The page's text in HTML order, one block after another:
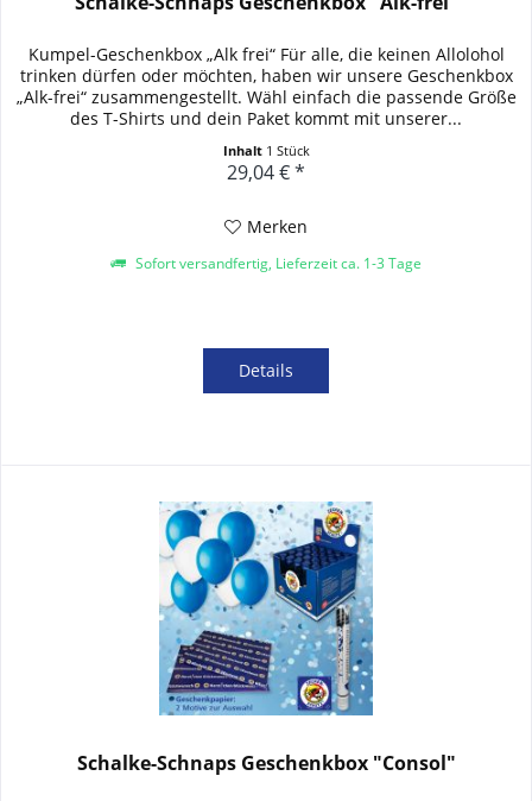
Kumpel-Geschenkbox „Alk frei“ Für alle, die keinen Allolohol
trinken dürfen oder möchten, haben wir unsere Geschenkbox
„Alk-frei“ zusammengestellt. Wähl einfach die passende Größe
des T-Shirts und dein Paket kommt mit unserer...
Inhalt 1 Stück
29,04 € *
Merken
Sofort versandfertig, Lieferzeit ca. 1-3 Tage
Details
Schalke-Schnaps Geschenkbox "Consol"